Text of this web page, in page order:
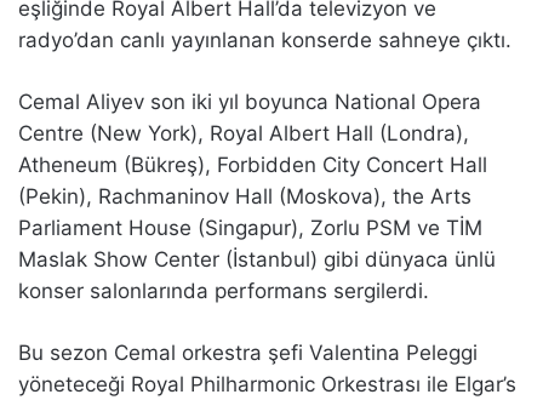
eşliğinde Royal Albert Hall’da televizyon ve
radyo’dan canlı yayınlanan konserde sahneye çıktı.
Cemal Aliyev son iki yıl boyunca National Opera
Centre (New York), Royal Albert Hall (Londra),
Atheneum (Bükreş), Forbidden City Concert Hall
(Pekin), Rachmaninov Hall (Moskova), the Arts
Parliament House (Singapur), Zorlu PSM ve TİM
Maslak Show Center (İstanbul) gibi dünyaca ünlü
konser salonlarında performans sergilerdi.
Bu sezon Cemal orkestra şefi Valentina Peleggi
yöneteceği Royal Philharmonic Orkestrası ile Elgar’s